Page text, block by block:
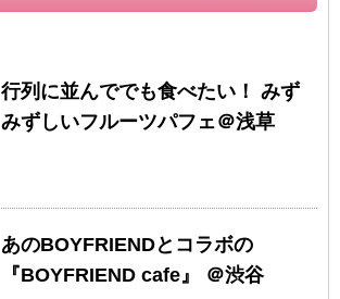
行列に並んででも食べたい！ みず
みずしいフルーツパフェ＠浅草
あのBOYFRIENDとコラボの
『BOYFRIEND cafe』 ＠渋谷